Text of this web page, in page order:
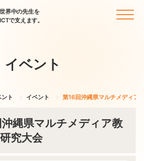
世界中の先生を
ICTで支えます。
ベント
ト イベント 第16回沖縄県マルチメディア
縄県マルチメディア教
究大会